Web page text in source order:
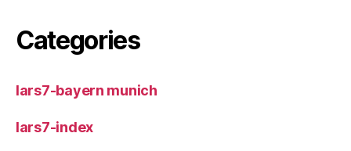
Categories
lars7-bayern munich
lars7-index